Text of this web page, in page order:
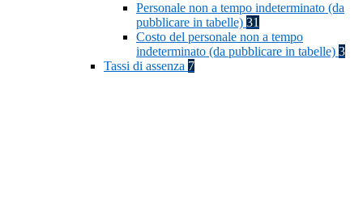
Personale non a tempo indeterminato (da
pubblicare in tabelle) 31
Costo del personale non a tempo
indeterminato (da pubblicare in tabelle) 3
Tassi di assenza 7